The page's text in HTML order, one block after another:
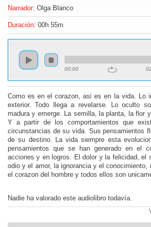
Narrador: Olga Blanco
Duración: 00h 55m
00:00
Como es en el corazon, asi es en la vida. Lo
exterior. Todo llega a revelarse. Lo oculto
madura y emerge. La semilla, la planta, la flor
Y a partir de los comportamientos que
circunstancias de su vida. Sus pensamientos
de su destino. La vida siempre esta
pensamientos que se han generado en el
acciones y en logros. El dolor y la felicidad, el
odio y el amor, la ignorancia y el
el corazon del hombre y todos ellos son
Nadie ha valorado este audiolibro todavía.